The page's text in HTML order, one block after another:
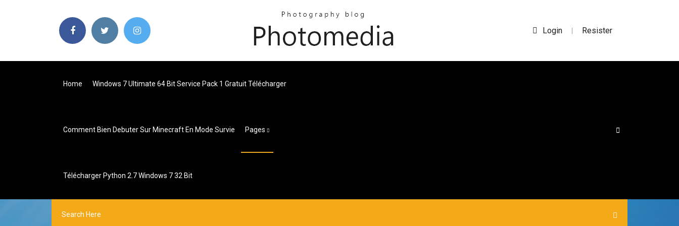
Login | Resister
Home Windows 7 Ultimate 64 Bit Service Pack 1 Gratuit Télécharger
Comment Bien Debuter Sur Minecraft En Mode Survie Pages
Télécharger Python 2.7 Windows 7 32 Bit